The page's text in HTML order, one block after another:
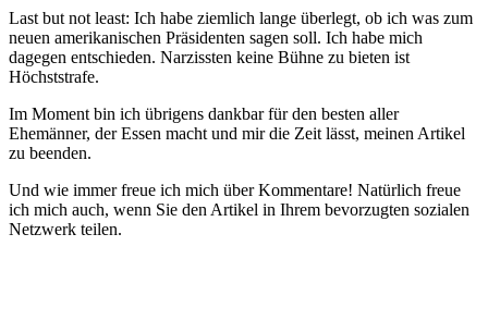
Last but not least: Ich habe ziemlich lange überlegt, ob ich was zum
neuen amerikanischen Präsidenten sagen soll. Ich habe mich
dagegen entschieden. Narzissten keine Bühne zu bieten ist
Höchststrafe.
Im Moment bin ich übrigens dankbar für den besten aller
Ehemänner, der Essen macht und mir die Zeit lässt, meinen Artikel
zu beenden.
Und wie immer freue ich mich über Kommentare! Natürlich freue
ich mich auch, wenn Sie den Artikel in Ihrem bevorzugten sozialen
Netzwerk teilen.